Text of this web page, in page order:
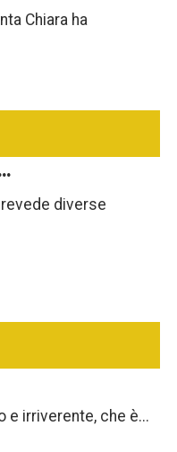
Chiara ha
diverse
e irriverente, che è...